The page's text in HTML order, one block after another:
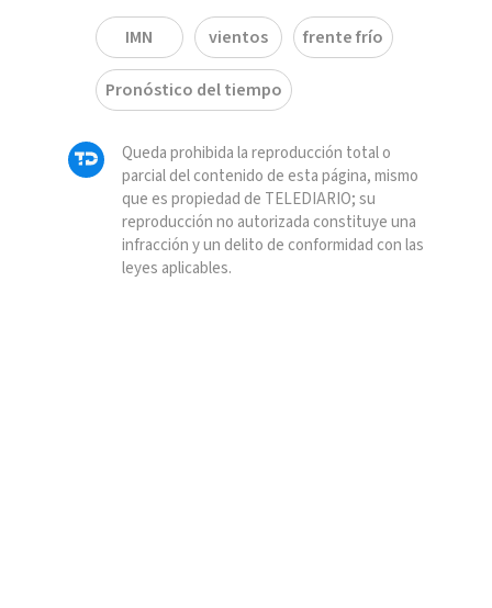
IMN vientos frente frío
Pronóstico del tiempo
Queda prohibida la reproducción total o
parcial del contenido de esta página, mismo
que es propiedad de TELEDIARIO; su
reproducción no autorizada constituye una
infracción y un delito de conformidad con las
leyes aplicables.